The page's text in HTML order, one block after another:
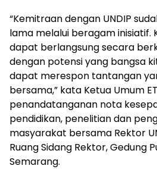
“Kemitraan dengan UNDIP
lama melalui beragam inisiatif.
dapat berlangsung secara
dengan potensi yang bangsa
dapat merespon tantangan
bersama,” kata Ketua Umum
penandatanganan nota
pendidikan, penelitian dan
masyarakat bersama Rektor
Ruang Sidang Rektor, Gedung
Semarang.